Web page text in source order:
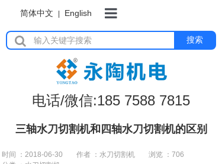
简体中文 | English
电话/微信:185 7588 7815
搜索
岩板加工设备
三轴水刀切割机和四轴水刀切割机的区别
时间 ：2018-06-30 作者 ：水刀切割机 浏览 ：706